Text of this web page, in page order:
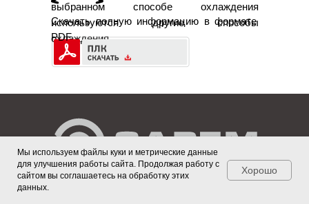
Мы используем файлы куки и метрические данные
для улучшения работы сайта. Продолжая работу с
сайтом вы соглашаетесь на обработку этих
данных.
Хорошо
выбранном способе охлаждения
используются другие способы
охлаждения.
Скачать полную информацию в формате
PDF